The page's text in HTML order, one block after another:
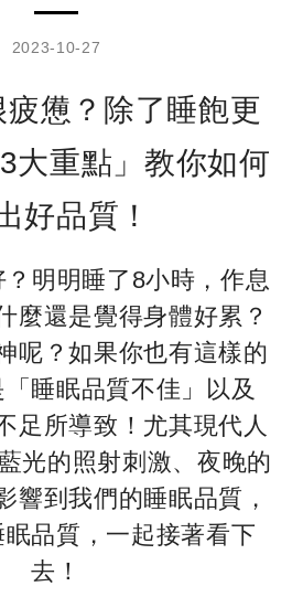
2023-10-27
疲憊？除了睡飽更
大重點」教你如何
好品質！
明明睡了8小時，作息
麼還是覺得身體好累？
呢？如果你也有這樣的
睡眠品質不佳」以及
足所導致！尤其現代人
光的照射刺激、夜晚的
響到我們的睡眠品質，
品質，一起接著看下
去！